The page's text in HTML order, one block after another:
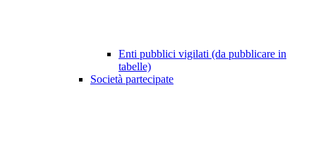
Enti pubblici vigilati (da pubblicare in
tabelle)
Società partecipate